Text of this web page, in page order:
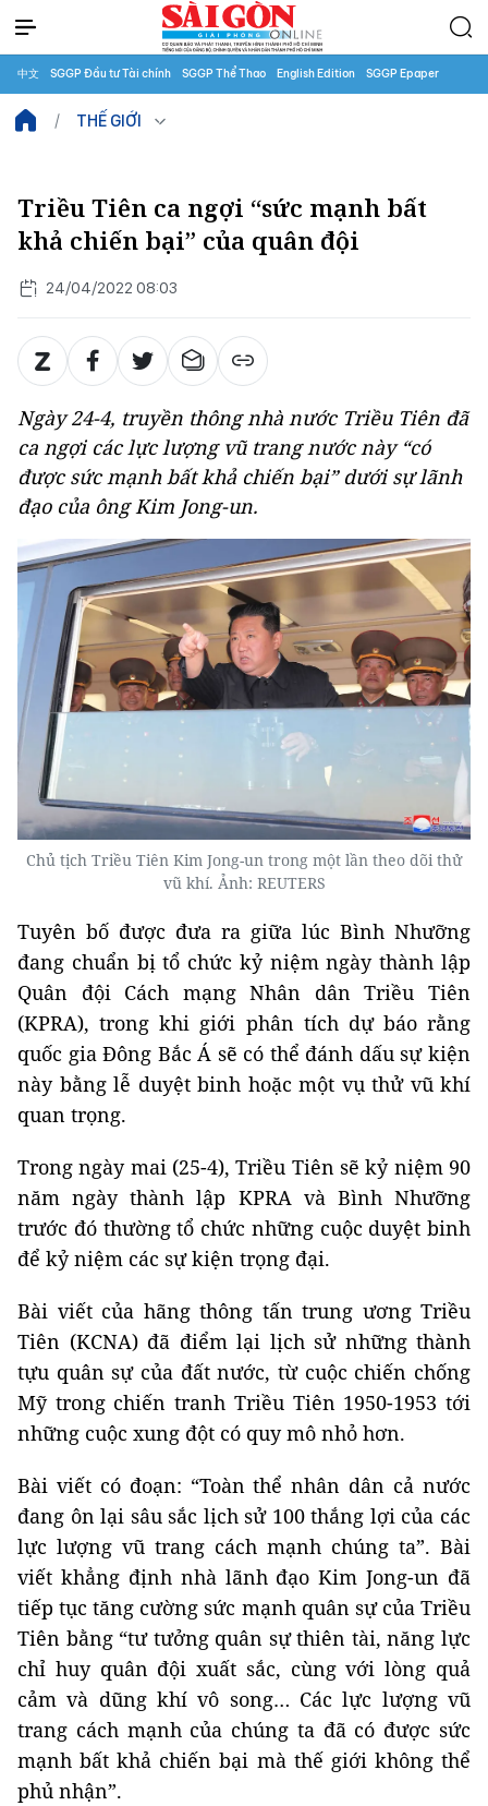
中文 SGGP Đầu tư Tài chính SGGP Thể Thao English Edition SGGP Epaper
THẾ GIỚI
Triều Tiên ca ngợi “sức mạnh bất
khả chiến bại” của quân đội
24/04/2022 08:03
Ngày 24-4, truyền thông nhà nước Triều Tiên đã
ca ngợi các lực lượng vũ trang nước này “có
được sức mạnh bất khả chiến bại” dưới sự lãnh
đạo của ông Kim Jong-un.
Chủ tịch Triều Tiên Kim Jong-un trong một lần theo dõi thử
vũ khí. Ảnh: REUTERS
Tuyên bố được đưa ra giữa lúc Bình Nhưỡng
đang chuẩn bị tổ chức kỷ niệm ngày thành lập
Quân đội Cách mạng Nhân dân Triều Tiên
(KPRA), trong khi giới phân tích dự báo rằng
quốc gia Đông Bắc Á sẽ có thể đánh dấu sự kiện
này bằng lễ duyệt binh hoặc một vụ thử vũ khí
quan trọng.
Trong ngày mai (25-4), Triều Tiên sẽ kỷ niệm 90
năm ngày thành lập KPRA và Bình Nhưỡng
trước đó thường tổ chức những cuộc duyệt binh
để kỷ niệm các sự kiện trọng đại.
Bài viết của hãng thông tấn trung ương Triều
Tiên (KCNA) đã điểm lại lịch sử những thành
tựu quân sự của đất nước, từ cuộc chiến chống
Mỹ trong chiến tranh Triều Tiên 1950-1953 tới
những cuộc xung đột có quy mô nhỏ hơn.
Bài viết có đoạn: “Toàn thể nhân dân cả nước
đang ôn lại sâu sắc lịch sử 100 thắng lợi của các
lực lượng vũ trang cách mạnh chúng ta”. Bài
viết khẳng định nhà lãnh đạo Kim Jong-un đã
tiếp tục tăng cường sức mạnh quân sự của Triều
Tiên bằng “tư tưởng quân sự thiên tài, năng lực
chỉ huy quân đội xuất sắc, cùng với lòng quả
cảm và dũng khí vô song… Các lực lượng vũ
trang cách mạnh của chúng ta đã có được sức
mạnh bất khả chiến bại mà thế giới không thể
phủ nhận”.